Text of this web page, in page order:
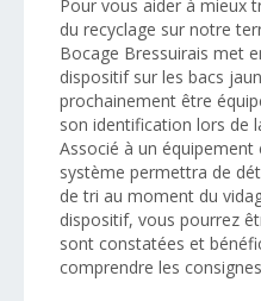
Pour vous aider à mieux
du recyclage sur notre
Bocage Bressuirais met
dispositif sur les bacs
prochainement être
son identification lors de
Associé à un
système permettra de
de tri au moment du
dispositif, vous pourrez
sont constatées et
comprendre les